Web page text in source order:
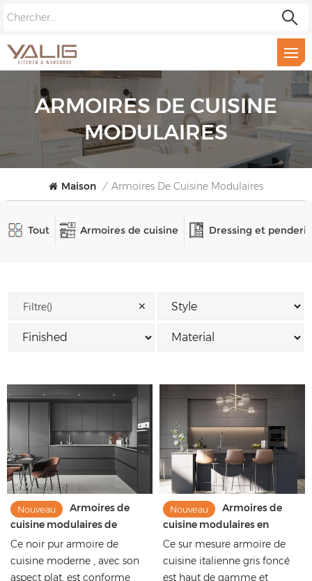
ARMOIRES DE CUISINE
MODULAIRES
Maison / Armoires De Cuisine Modulaires
Tout Armoires de cuisine Dressing et penderie
Filtre() ✕
Nouveau
Armoires de
cuisine modulaires de
couleur unie de la série
Advanced Dark de Modern
Simplicity avec îlot de
Ce noir pur armoire de
cuisine moderne , avec son
aspect plat, est conforme
Nouveau
Armoires de
cuisine modulaires en
mélamine et bois, design
laquées sur mesure, noires
Ce sur mesure armoire de
cuisine italienne gris foncé
est haut de gamme et